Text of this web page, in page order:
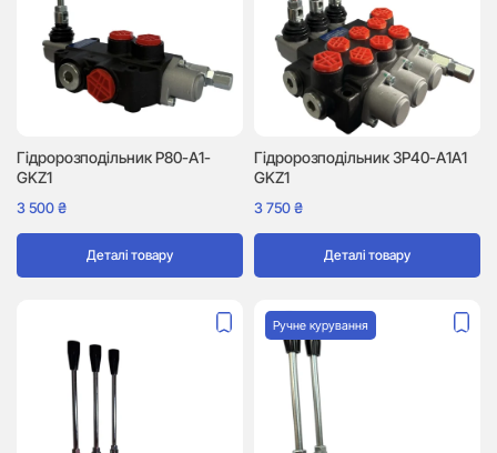
Гідророзподільник P80-A1-
GKZ1
3 500₴
Деталі товару
Гідророзподільник 3P40-A1A1
GKZ1
3 750₴
Деталі товару
Ручне курування